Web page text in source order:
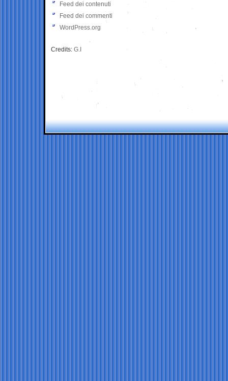
Feed dei contenuti
Feed dei commenti
WordPress.org
Credits: G.I